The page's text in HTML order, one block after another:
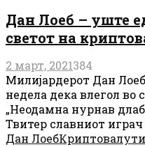
Дан Лоеб – уште
светот на
2 март, 2021384
Милијардерот Дан
недела дека влегол во
„Неодамна нурнав
Твитер славниот играч
Дан ЛоебКриптовалути